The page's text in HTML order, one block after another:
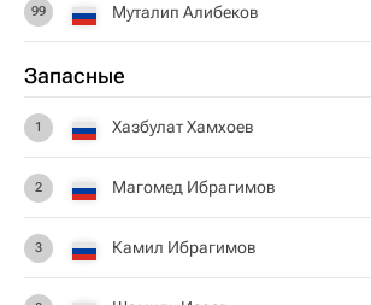
99 Муталип Алибеков
Запасные
1 Хазбулат Хамхоев
2 Магомед Ибрагимов
3 Камил Ибрагимов